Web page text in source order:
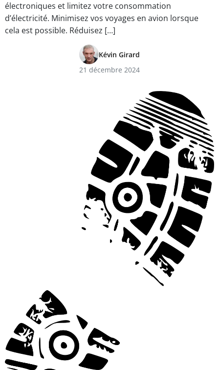
électroniques et limitez votre consommation
d’électricité. Minimisez vos voyages en avion lorsque
cela est possible. Réduisez […]
Kévin Girard
21 décembre 2024